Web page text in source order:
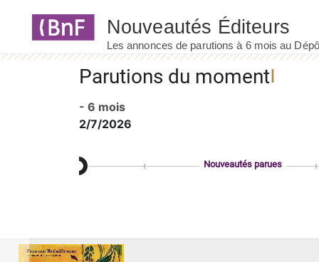
Parutions du moment
- 6 mois
2/7/2026
Nouveautés parues